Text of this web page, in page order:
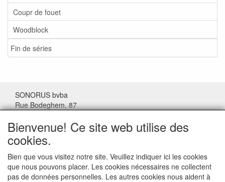
Coupr de fouet
Woodblock
Fin de séries
SONORUS bvba
Rue Bodeghem, 87
Belgique
Mail:sonorus@skynet.be
Bienvenue! Ce site web utilise des
cookies.
Bien que vous visitez notre site. Veuillez indiquer ici les cookies
que nous pouvons placer. Les cookies nécessaires ne collectent
pas de données personnelles. Les autres cookies nous aident à